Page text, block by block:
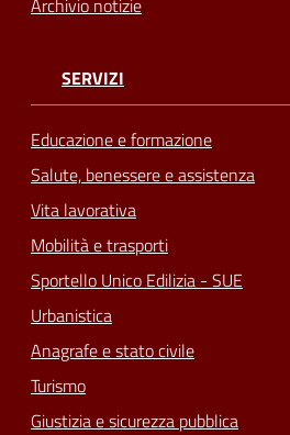
Archivio notizie
SERVIZI
Educazione e formazione
Salute, benessere e assistenza
Vita lavorativa
Mobilità e trasporti
Sportello Unico Edilizia - SUE
Urbanistica
Anagrafe e stato civile
Turismo
Giustizia e sicurezza pubblica